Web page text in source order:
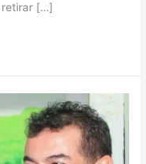
retirar […]